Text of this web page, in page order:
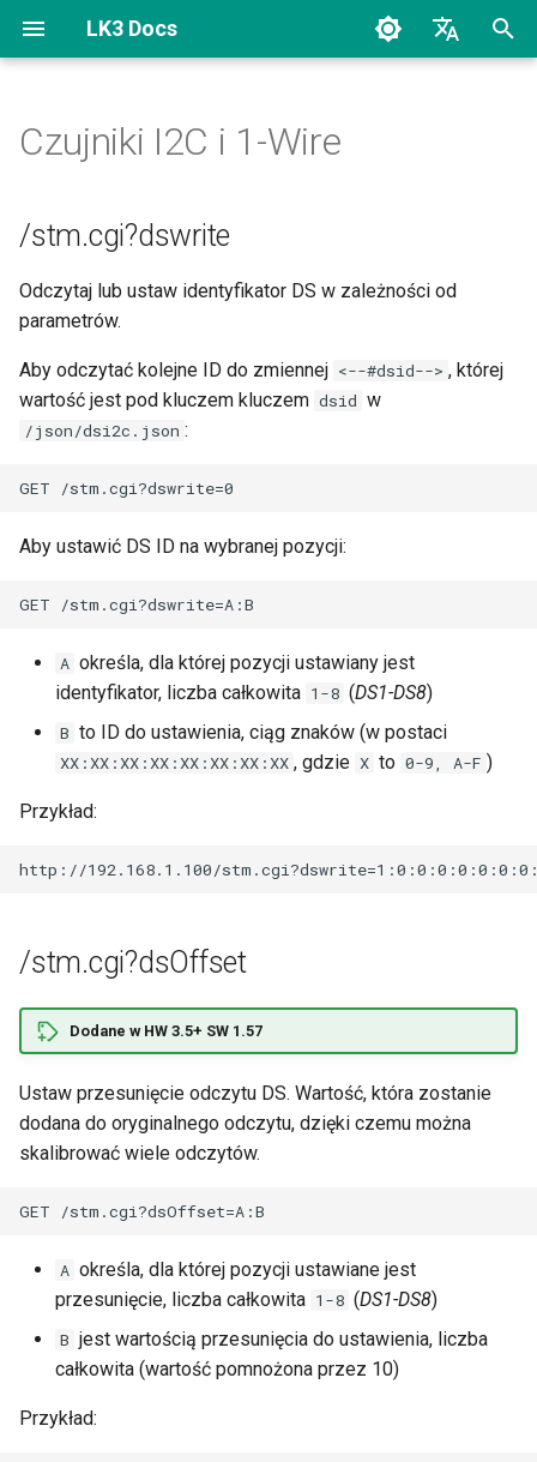
LK3 Docs
n
i
p
ć
,
z
Login
Ustawienia UI
Status
Status użytkownika
Wyjścia
Modbus
Zdarzenia
Scheduler
Zdalne sterowanie
Klient HTTP
Klient MQTT
SNMP
Sieć
Czas
Dostęp
/stm.cgi?dswrite
/stm.cgi?dsOffset
/stm.cgi?i2csensors
/stm.cgi?i2csfreq
/stm.cgi?onewirename
SNMP OID
Odpowiedzi JSON/XML
Sterowanie inteligentną
Kontrolera
Czujniki I2C i 1-Wire
/stm.cgi?dswrite
Odczytaj lub ustaw identyfikator DS w zależności od
parametrów.
Aby odczytać kolejne ID do zmiennej <--#dsid--> , której
wartość jest pod kluczem kluczem dsid w
/json/dsi2c.json :
Aby ustawić DS ID na wybranej pozycji:
A określa, dla której pozycji ustawiany jest
identyfikator, liczba całkowita 1-8 (DS1-DS8)
B to ID do ustawienia, ciąg znaków (w postaci
XX:XX:XX:XX:XX:XX:XX:XX , gdzie X to 0-9, A-F )
Przykład:
/stm.cgi?dsOffset
Dodane w HW 3.5+ SW 1.57
Ustaw przesunięcie odczytu DS. Wartość, która zostanie
dodana do oryginalnego odczytu, dzięki czemu można
skalibrować wiele odczytów.
A określa, dla której pozycji ustawiane jest
przesunięcie, liczba całkowita 1-8 (DS1-DS8)
B jest wartością przesunięcia do ustawienia, liczba
całkowita (wartość pomnożona przez 10)
Przykład: